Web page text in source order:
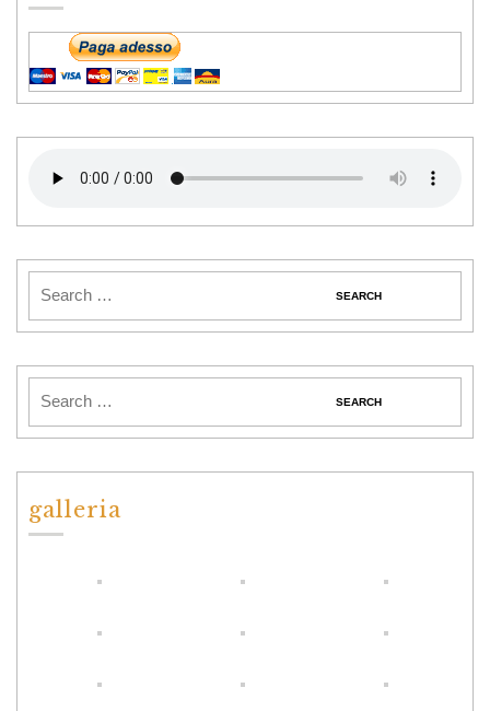
galleria